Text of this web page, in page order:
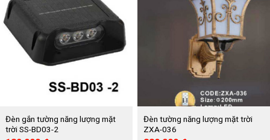
Đèn gắn tường năng lượng mặt
trời SS-BD03-2
Đèn tường năng lượng mặt trời
ZXA-036